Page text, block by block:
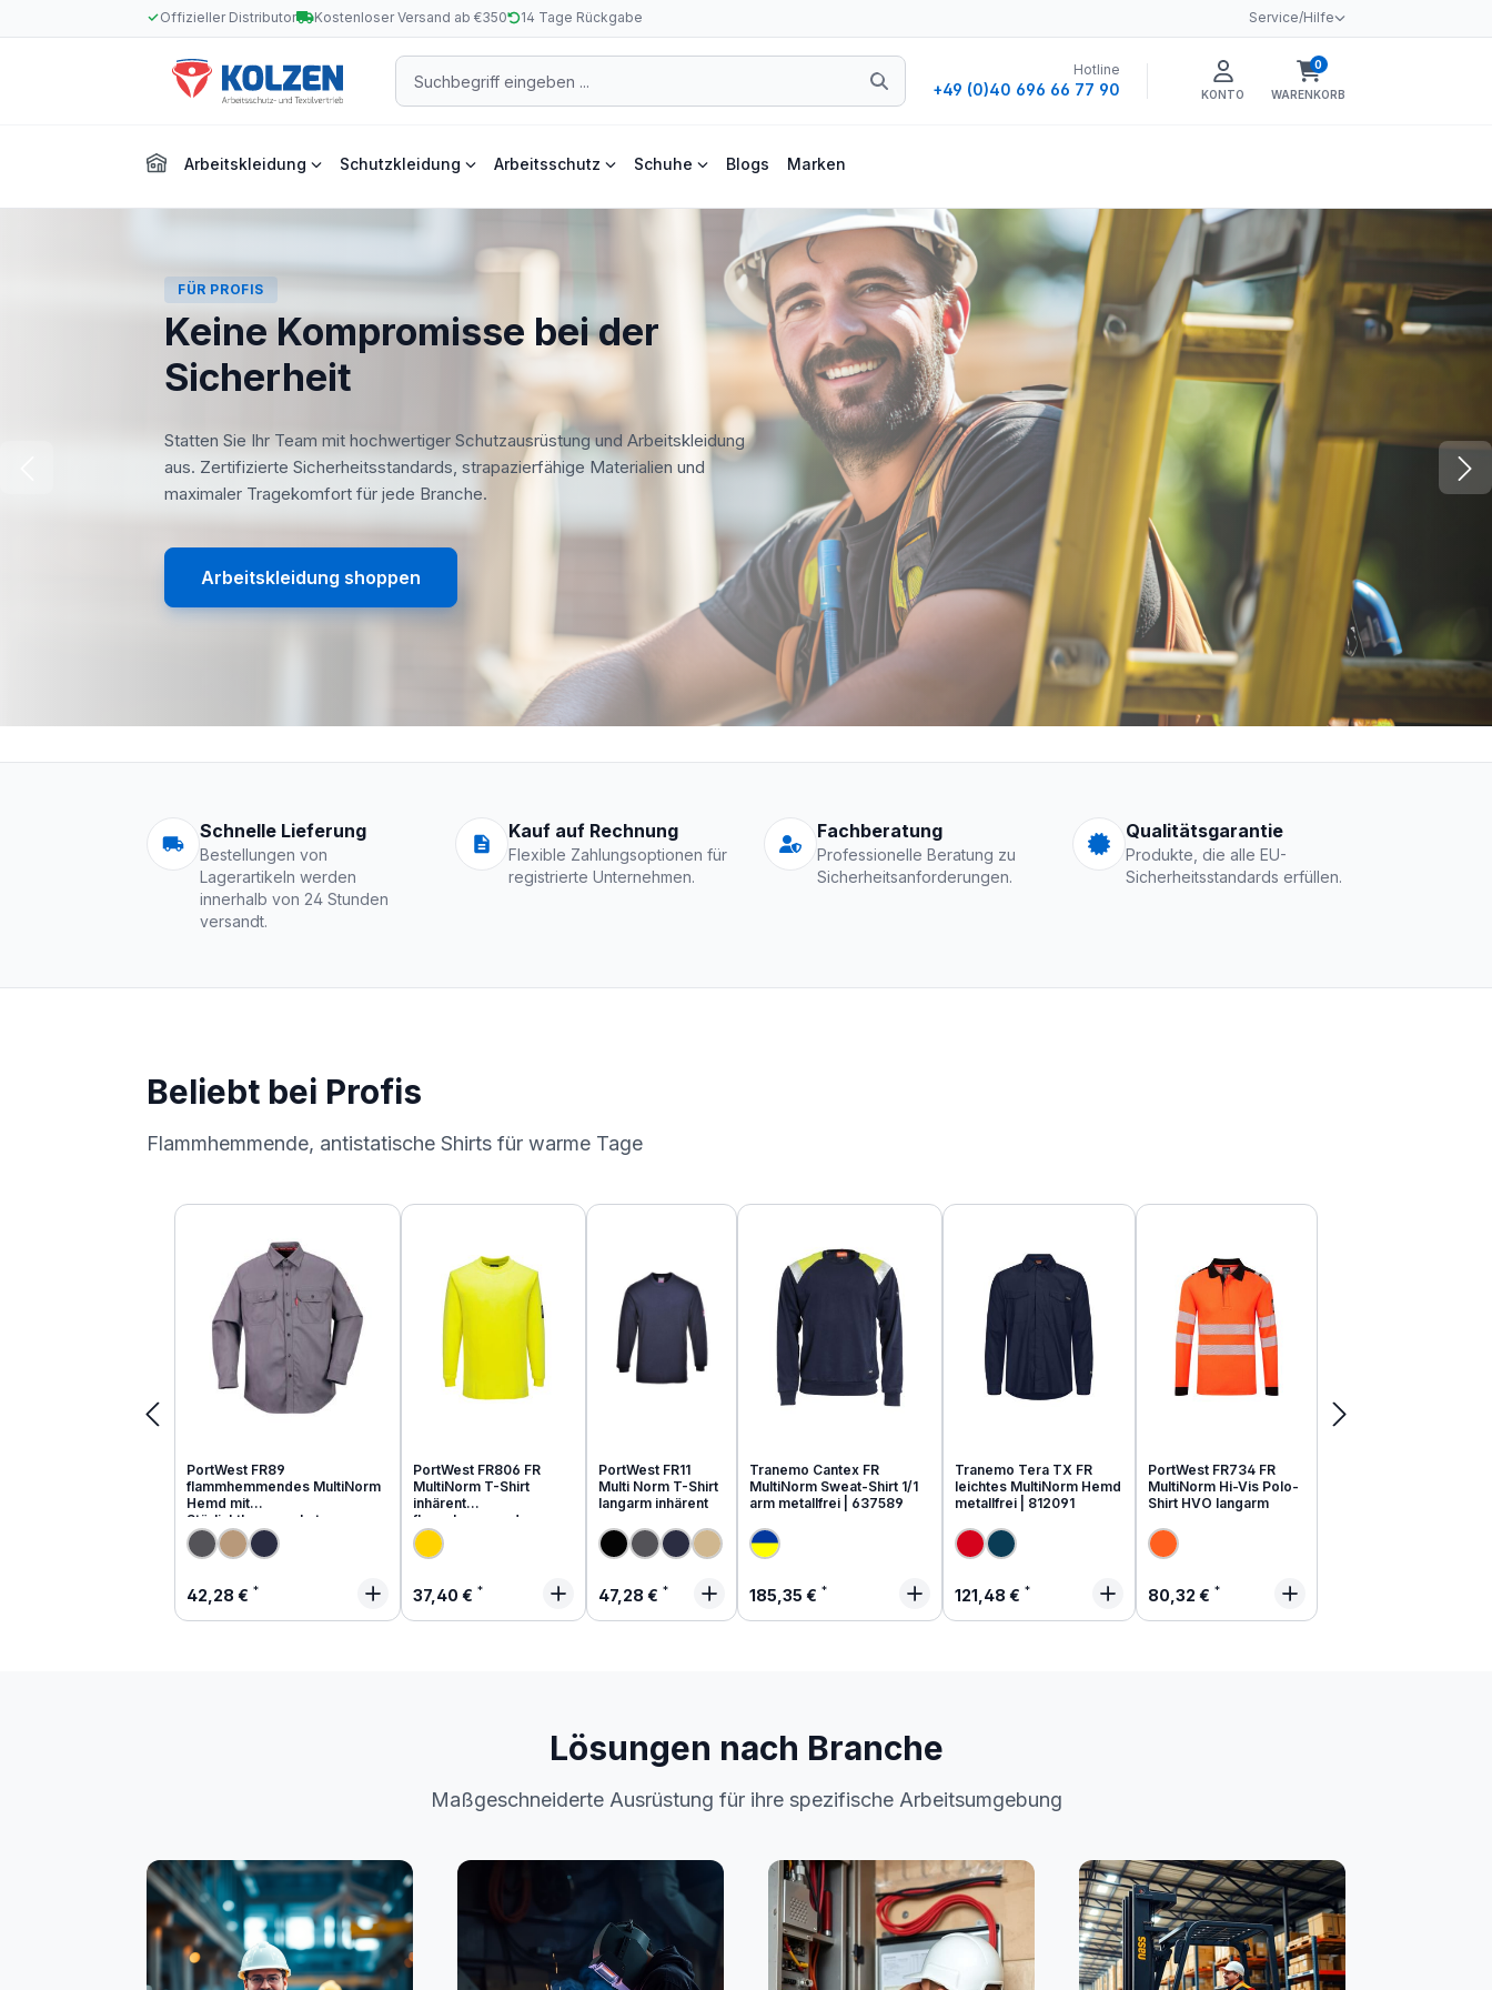
Hauptinhalt springen
Zur Suche springen
Zur Hauptnavigation springen
Offizieller Distributor Kostenloser Versand ab €350 14 Tage Rückgabe Service/Hilfe
Hotline
+49 (0)40 696 66 77 90 KONTO
0
WARENKORB
Warenkorb enthält
Arbeitskleidung Schutzkleidung Arbeitsschutz Schuhe Blogs Marken
FÜR PROFIS
Keine Kompromisse bei der
Sicherheit
Statten Sie Ihr Team mit hochwertiger Schutzausrüstung und Arbeitskleidung
aus. Zertifizierte Sicherheitsstandards, strapazierfähige Materialien und
maximaler Tragekomfort für jede Branche.
Arbeitskleidung shoppen
Arbeitskleidung | Schutzkleidung Firmen Logo
Schnelle Lieferung
Bestellungen von
Lagerartikeln werden
innerhalb von 24 Stunden
versandt.
Kauf auf Rechnung
Flexible Zahlungsoptionen für
registrierte Unternehmen.
Fachberatung
Professionelle Beratung zu
Sicherheitsanforderungen.
Qualitätsgarantie
Produkte, die alle EU-
Sicherheitsstandards erfüllen.
Beliebt bei Profis
Flammhemmende, antistatische Shirts für warme Tage
Produktgalerie überspringen
PortWest FR89
flammhemmendes MultiNorm
Hemd mit
Störlichtbogenschutz
Regulärer Preis:
42,28 €
PortWest FR806 FR
MultiNorm T-Shirt
inhärent
flammhemmend
Regulärer Preis:
37,40 €
PortWest FR11
Multi Norm T-Shirt
langarm inhärent
Regulärer Preis:
47,28 €
Tranemo Cantex FR
MultiNorm Sweat-Shirt 1/1
arm metallfrei | 637589
Regulärer Preis:
185,35 €
Tranemo Tera TX FR
leichtes MultiNorm Hemd
metallfrei | 812091
Regulärer Preis:
121,48 €
PortWest FR734 FR
MultiNorm Hi-Vis Polo-
Shirt HVO langarm
Regulärer Preis:
80,32 €
Lösungen nach Branche
Maßgeschneiderte Ausrüstung für ihre spezifische Arbeitsumgebung